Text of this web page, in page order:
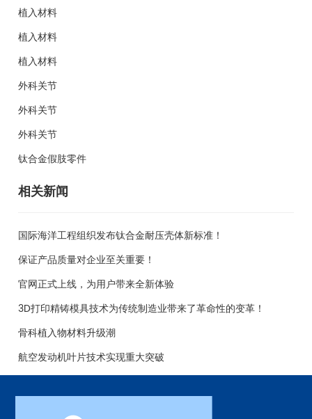
植入材料
植入材料
植入材料
外科关节
外科关节
外科关节
钛合金假肢零件
相关新闻
国际海洋工程组织发布钛合金耐压壳体新标准！
保证产品质量对企业至关重要！
官网正式上线，为用户带来全新体验
3D打印精铸模具技术为传统制造业带来了革命性的变革！
骨科植入物材料升级潮
航空发动机叶片技术实现重大突破